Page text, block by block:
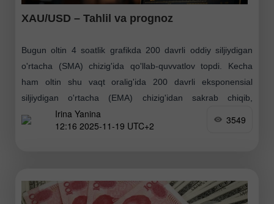
XAU/USD – Tahlil va prognoz
Bugun oltin 4 soatlik grafikda 200 davrli oddiy siljiydigan
o'rtacha (SMA) chizig'ida qo'llab-quvvatlov topdi. Kecha
ham oltin shu vaqt oralig'ida 200 davrli eksponensial
siljiydigan o'rtacha (EMA) chizig'idan sakrab chiqib,
mustahkamIrina Yanina
12:16 2025-11-19 UTC+2
3549